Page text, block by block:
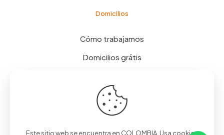
Domicilios
Cómo trabajamos
Domicilios grátis
NIT:900937752-7
| Todos los derechos
Este sitio web se encuentra en COLOMBIA. Usa cookies